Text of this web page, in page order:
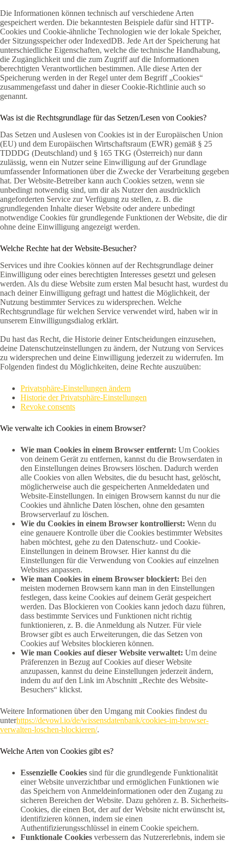
Die Informationen können technisch auf verschiedene Arten
gespeichert werden. Die bekanntesten Beispiele dafür sind HTTP-
Cookies und Cookie-ähnliche Technologien wie der lokale Speicher,
der Sitzungsspeicher oder IndexedDB. Jede Art der Speicherung hat
unterschiedliche Eigenschaften, welche die technische Handhabung,
die Zugänglichkeit und die zum Zugriff auf die Informationen
berechtigten Verantwortlichen bestimmen. Alle diese Arten der
Speicherung werden in der Regel unter dem Begriff „Cookies“
zusammengefasst und daher in dieser Cookie-Richtlinie auch so
genannt.
Was ist die Rechtsgrundlage für das Setzen/Lesen von Cookies?
Das Setzen und Auslesen von Cookies ist in der Europäischen Union
(EU) und dem Europäischen Wirtschaftsraum (EWR) gemäß § 25
TDDDG (Deutschland) und § 165 TKG (Österreich) nur dann
zulässig, wenn ein Nutzer seine Einwilligung auf der Grundlage
umfassender Informationen über die Zwecke der Verarbeitung gegeben
hat. Der Website-Betreiber kann auch Cookies setzen, wenn sie
unbedingt notwendig sind, um dir als Nutzer den ausdrücklich
angeforderten Service zur Verfügung zu stellen, z. B. die
grundlegenden Inhalte dieser Website oder andere unbedingt
notwendige Cookies für grundlegende Funktionen der Website, die dir
ohne deine Einwilligung angezeigt werden.
Welche Rechte hat der Website-Besucher?
Services und ihre Cookies können auf der Rechtsgrundlage deiner
Einwilligung oder eines berechtigten Interesses gesetzt und gelesen
werden. Als du diese Website zum ersten Mal besucht hast, wurdest du
nach deiner Einwilligung gefragt und hattest die Möglichkeit, der
Nutzung bestimmter Services zu widersprechen. Welche
Rechtsgrundlage für welchen Service verwendet wird, haben wir in
unserem Einwilligungsdialog erklärt.
Du hast das Recht, die Historie deiner Entscheidungen einzusehen,
deine Datenschutzeinstellungen zu ändern, der Nutzung von Services
zu widersprechen und deine Einwilligung jederzeit zu widerrufen. Im
Folgenden findest du Möglichkeiten, deine Rechte auszuüben:
Privatsphäre-Einstellungen ändern
Historie der Privatsphäre-Einstellungen
Revoke consents
Wie verwalte ich Cookies in einem Browser?
Wie man Cookies in einem Browser entfernt: Um Cookies
von deinem Gerät zu entfernen, kannst du die Browserdaten in
den Einstellungen deines Browsers löschen. Dadurch werden
alle Cookies von allen Websites, die du besucht hast, gelöscht,
möglicherweise auch die gespeicherten Anmeldedaten und
Website-Einstellungen. In einigen Browsern kannst du nur die
Cookies und ähnliche Daten löschen, ohne den gesamten
Browserverlauf zu löschen.
Wie du Cookies in einem Browser kontrollierst: Wenn du
eine genauere Kontrolle über die Cookies bestimmter Websites
haben möchtest, gehe zu den Datenschutz- und Cookie-
Einstellungen in deinem Browser. Hier kannst du die
Einstellungen für die Verwendung von Cookies auf einzelnen
Websites anpassen.
Wie man Cookies in einem Browser blockiert: Bei den
meisten modernen Browsern kann man in den Einstellungen
festlegen, dass keine Cookies auf deinem Gerät gespeichert
werden. Das Blockieren von Cookies kann jedoch dazu führen,
dass bestimmte Services und Funktionen nicht richtig
funktionieren, z. B. die Anmeldung als Nutzer. Für viele
Browser gibt es auch Erweiterungen, die das Setzen von
Cookies auf Websites blockieren können.
Wie man Cookies auf dieser Website verwaltet: Um deine
Präferenzen in Bezug auf Cookies auf dieser Website
anzupassen, kannst du deine Einstellungen jederzeit ändern,
indem du auf den Link im Abschnitt „Rechte des Website-
Besuchers“ klickst.
Weitere Informationen über den Umgang mit Cookies findest du
unterhttps://devowl.io/de/wissensdatenbank/cookies-im-browser-
verwalten-loschen-blockieren/.
Welche Arten von Cookies gibt es?
Essenzielle Cookies sind für die grundlegende Funktionalität
einer Website unverzichtbar und ermöglichen Funktionen wie
das Speichern von Anmeldeinformationen oder den Zugang zu
sicheren Bereichen der Website. Dazu gehören z. B. Sicherheits-
Cookies, die einen Bot, der auf der Website nicht erwünscht ist,
identifizieren können, indem sie einen
Authentifizierungsschlüssel in einem Cookie speichern.
Funktionale Cookies verbessern das Nutzererlebnis, indem sie